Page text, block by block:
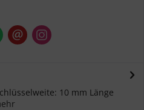
10 mm Länge